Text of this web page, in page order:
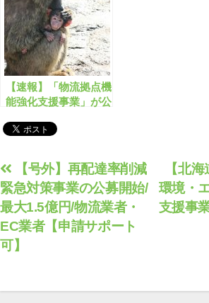
【速報】「物流拠点機
能強化支援事業」が公
備に最大1000万円
投
稿
ナ
ビ
ゲ
【北
環境・
支援事
【号外】再配達率削減
緊急対策事業の公募開始/
最大1.5億円/物流業者・
EC業者【申請サポート
可】